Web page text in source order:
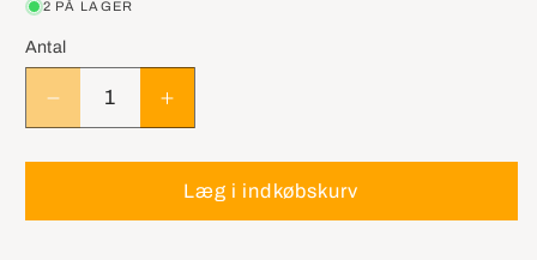
2 PÅ LAGER
Antal
Reducer
antallet
for
19260762
Øg
antallet
for
GM
19260762
Læg i indkøbskurv